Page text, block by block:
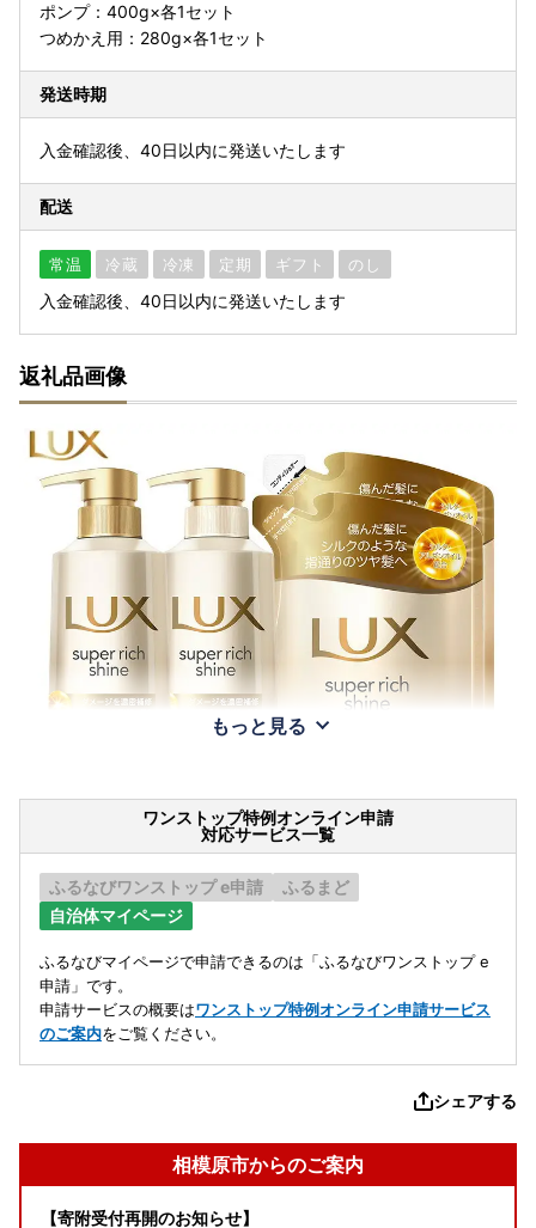
ポンプ：400g×各1セット
つめかえ用：280g×各1セット
発送時期
入金確認後、40日以内に発送いたします
配送
常温 冷蔵 冷凍 定期 ギフト のし
入金確認後、40日以内に発送いたします
返礼品画像
もっと見る
ワンストップ特例オンライン申請
対応サービス一覧
ふるなびワンストップ e申請
ふるまど
自治体マイページ
ふるなびマイページで申請できるのは「ふるなびワンストップ e
申請」です。
申請サービスの概要はワンストップ特例オンライン申請サービス
のご案内をご覧ください。
シェアする
相模原市からのご案内
【寄附受付再開のお知らせ】